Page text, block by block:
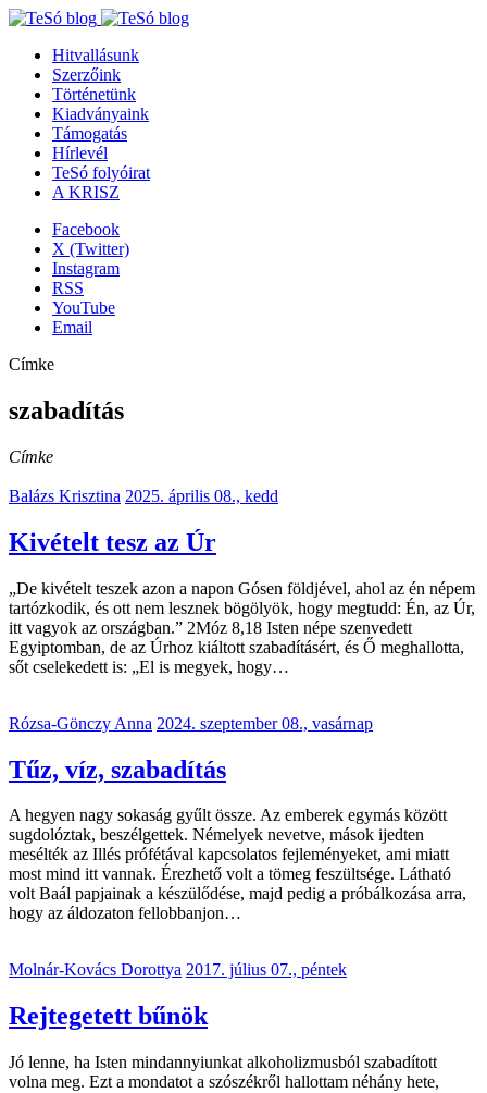
Hitvallásunk
Szerzőink
Történetünk
Kiadványaink
Támogatás
Hírlevél
TeSó folyóirat
A KRISZ
Facebook
X (Twitter)
Instagram
RSS
YouTube
Email
Címke
szabadítás
Címke
Balázs Krisztina 2025. április 08., kedd
Kivételt tesz az Úr
„De kivételt teszek azon a napon Gósen földjével, ahol az én népem
tartózkodik, és ott nem lesznek bögölyök, hogy megtudd: Én, az Úr,
itt vagyok az országban.” 2Móz 8,18 Isten népe szenvedett
Egyiptomban, de az Úrhoz kiáltott szabadításért, és Ő meghallotta,
sőt cselekedett is: „El is megyek, hogy…
Rózsa-Gönczy Anna 2024. szeptember 08., vasárnap
Tűz, víz, szabadítás
A hegyen nagy sokaság gyűlt össze. Az emberek egymás között
sugdolóztak, beszélgettek. Némelyek nevetve, mások ijedten
mesélték az Illés prófétával kapcsolatos fejleményeket, ami miatt
most mind itt vannak. Érezhető volt a tömeg feszültsége. Látható
volt Baál papjainak a készülődése, majd pedig a próbálkozása arra,
hogy az áldozaton fellobbanjon…
Molnár-Kovács Dorottya 2017. július 07., péntek
Rejtegetett bűnök
Jó lenne, ha Isten mindannyiunkat alkoholizmusból szabadított
volna meg. Ezt a mondatot a szószékről hallottam néhány hete,